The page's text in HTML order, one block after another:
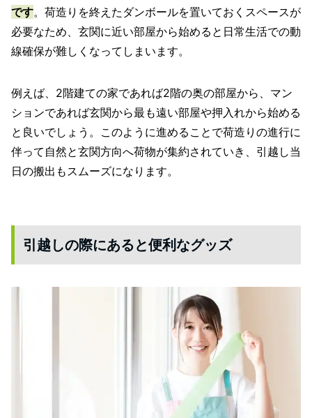
です。荷造りを終えたダンボールを置いておくスペースが
必要なため、玄関に近い部屋から始めると日常生活での動
線確保が難しくなってしまいます。
例えば、2階建ての家であれば2階の奥の部屋から、マン
ションであれば玄関から最も遠い部屋や押入れから始める
と良いでしょう。このように進めることで荷造りの進行に
伴って自然と玄関方向へ荷物が集約されていき、引越し当
日の搬出もスムーズになります。
引越しの際にあると便利なグッズ